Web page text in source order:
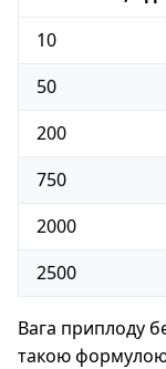
10
50
200
750
2000
2500
Вага приплоду
такою